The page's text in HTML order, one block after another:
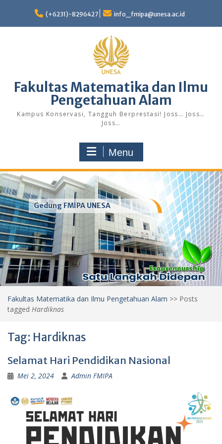
content
(+6231)-8296427 info_fmipa@unesa.ac.id
Fakultas Matematika dan Ilmu
Pengetahuan Alam
Kampus Konservasi, Tangguh Berprestasi! Joss… Joss…
Joss…
Menu
Gedung FMIPA UNESA
Fakultas Matematika dan Ilmu Pengetahuan Alam >> Posts
tagged Hardiknas
Tag: Hardiknas
Selamat Hari Pendidikan Nasional
Mei 2, 2024 Admin FMIPA